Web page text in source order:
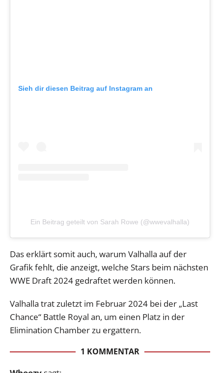
Sieh dir diesen Beitrag auf Instagram an
Ein Beitrag geteilt von Sarah Rowe (@wwevalhalla)
Das erklärt somit auch, warum Valhalla auf der
Grafik fehlt, die anzeigt, welche Stars beim nächsten
WWE Draft 2024 gedraftet werden können.
Valhalla trat zuletzt im Februar 2024 bei der „Last
Chance“ Battle Royal an, um einen Platz in der
Elimination Chamber zu ergattern.
1 KOMMENTAR